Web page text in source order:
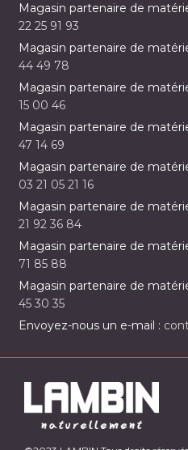
Magasin partenaire de
22 25 91 93
Magasin partenaire de
44 49 78
Magasin partenaire de
15 00 46
Magasin partenaire de
47 14 69
Magasin partenaire de
03 21 05 21 16
Magasin partenaire de
21 92 36 84
Magasin partenaire de
71 85 88
Magasin partenaire de
45 30 35
Envoyez-nous un e-mail :